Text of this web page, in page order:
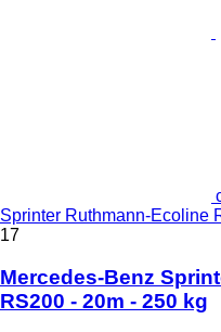
Sprinter Ruthmann-Ecoline
17
Mercedes-Benz
RS200 - 20m - 250 kg